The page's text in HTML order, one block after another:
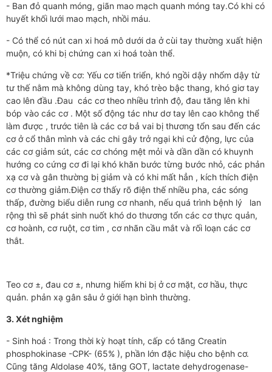
- Ban đỏ quanh móng, giãn mao mạch quanh móng tay.Có khi có
huyết khối lưới mao mạch, nhồi máu.
- Có thể có nút can xi hoá mô dưới da ở cùi tay thường xuất hiện
muộn, có khi bị chứng can xi hoá toàn thể.
*Triệu chứng về cơ: Yếu cơ tiến triển, khó ngồi dậy nhổm dậy từ
tư thế nằm mà không dùng tay, khó trèo bậc thang, khó giơ tay
cao lên đầu .Đau các cơ theo nhiều trình độ, đau tăng lên khi
bóp vào các cơ . Một số động tác như dơ tay lên cao không thể
làm được , trước tiên là các cơ bả vai bị thương tổn sau đến các
cơ ở cổ thân mình và các chi gây trở ngại khi cử động, lực của
các cơ giảm sút, các cơ chóng mệt mỏi và dần dần có khuynh
hướng co cứng cơ đi lại khó khăn bước từng bước nhỏ, các phản
xạ cơ và gân thường bị giảm và có khi mất hẳn , kích thích điện
cơ thường giảm.Điện cơ thấy rõ điện thế nhiều pha, các sóng
thấp, đường biểu diễn rung cơ nhanh, nếu quá trình bệnh lý lan
rộng thì sẽ phát sinh nuốt khó do thương tổn các cơ thực quản,
cơ hoành, cơ ruột, cơ tim , cơ nhãn cầu mắt và rối loạn các cơ
thắt.
Teo cơ ±, đau cơ ±, nhưng hiếm khi bị ở cơ mặt, cơ hầu, thực
quản. phản xạ gân sâu ở giới hạn bình thường.
3. Xét nghiệm
- Sinh hoá : Trong thời kỳ hoạt tính, cấp có tăng Creatin
phosphokinase -CPK- (65% ), phần lớn đặc hiệu cho bệnh cơ.
Cũng tăng Aldolase 40%, tăng GOT, lactate dehydrogenase-